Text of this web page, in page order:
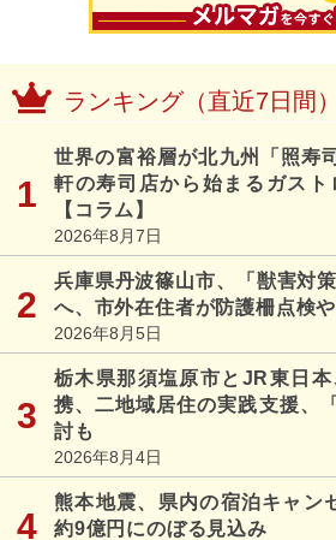
ランキング（直近7日間）
世界の富裕層が北九州「照寿
軒の寿司店から始まるガスト
【コラム】
2026年8月7日
兵庫県丹波篠山市、「獣害対
へ、市外在住者が防護柵点検
2026年8月5日
栃木県那須塩原市とJR東日
携、二地域居住の実践支援、
討も
2026年8月4日
熊本地震、県内の宿泊キャン
約9億円にのぼる見込み